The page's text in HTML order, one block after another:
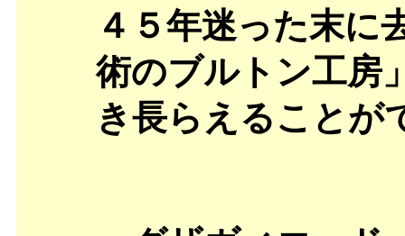
４５年迷った末に
術のブルトン工房
き長らえることが